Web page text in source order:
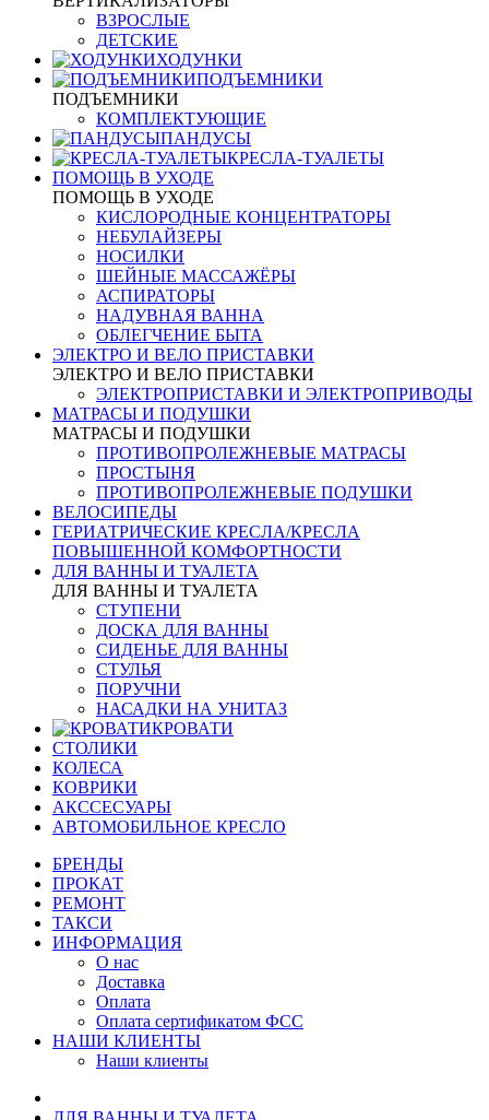
ВЗРОСЛЫЕ
ДЕТСКИЕ
ХОДУНКИ
ПОДЪЕМНИКИ
ПОДЪЕМНИКИ
КОМПЛЕКТУЮЩИЕ
ПАНДУСЫ
КРЕСЛА-ТУАЛЕТЫ
ПОМОЩЬ В УХОДЕ
ПОМОЩЬ В УХОДЕ
КИСЛОРОДНЫЕ КОНЦЕНТРАТОРЫ
НЕБУЛАЙЗЕРЫ
НОСИЛКИ
ШЕЙНЫЕ МАССАЖЁРЫ
АСПИРАТОРЫ
НАДУВНАЯ ВАННА
ОБЛЕГЧЕНИЕ БЫТА
ЭЛЕКТРО И ВЕЛО ПРИСТАВКИ
ЭЛЕКТРО И ВЕЛО ПРИСТАВКИ
ЭЛЕКТРОПРИСТАВКИ И ЭЛЕКТРОПРИВОДЫ
МАТРАСЫ И ПОДУШКИ
МАТРАСЫ И ПОДУШКИ
ПРОТИВОПРОЛЕЖНЕВЫЕ МАТРАСЫ
ПРОСТЫНЯ
ПРОТИВОПРОЛЕЖНЕВЫЕ ПОДУШКИ
ВЕЛОСИПЕДЫ
ГЕРИАТРИЧЕСКИЕ КРЕСЛА/КРЕСЛА
ПОВЫШЕННОЙ КОМФОРТНОСТИ
ДЛЯ ВАННЫ И ТУАЛЕТА
ДЛЯ ВАННЫ И ТУАЛЕТА
СТУПЕНИ
ДОСКА ДЛЯ ВАННЫ
СИДЕНЬЕ ДЛЯ ВАННЫ
СТУЛЬЯ
ПОРУЧНИ
НАСАДКИ НА УНИТАЗ
КРОВАТИ
СТОЛИКИ
КОЛЕСА
КОВРИКИ
АКССЕСУАРЫ
АВТОМОБИЛЬНОЕ КРЕСЛО
БРЕНДЫ
ПРОКАТ
РЕМОНТ
ТАКСИ
ИНФОРМАЦИЯ
О нас
Доставка
Оплата
Оплата сертификатом ФСС
НАШИ КЛИЕНТЫ
Наши клиенты